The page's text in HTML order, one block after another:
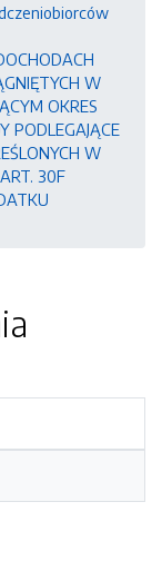
W
OKRES
PODLEGAJĄCE
W
30F